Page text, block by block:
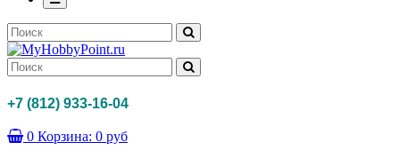
+7 (812) 933-16-04
0 Корзина: 0 руб